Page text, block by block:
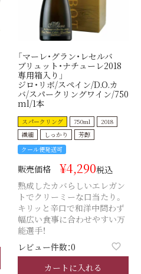
「マーレ・グラン・レセルバ
ブリュット・ナチューレ2018
専用箱入り」
ジロ・リボ/スペイン/D.O.カ
バ/スパークリングワイン/750
ml/1本
スパークリング 750ml
2018
繊細
しっかり
芳醇
クール便発送可
販売価格 ¥4,290税込
熟成したカバらしいエレガン
トでクリーミーな口当たり。
キリッと辛口で和洋中問わず
幅広い食事に合わせやすい万
能選手！
レビュー件数：0
カートに入れる